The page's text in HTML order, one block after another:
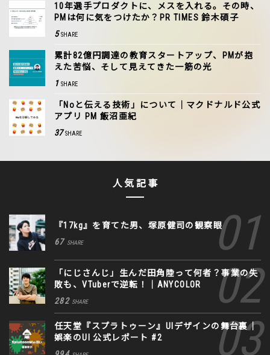
10年選手プロダクトに、メスを入れる。その時、
PMは何に気をつけたか？PR TIMES 鈴木碩子
5 SHARE
累計82億円調達の教育スタートアップ、PMが抱
えた苦悩、そして見えてきた一筋の光
1 SHARE
「Noと伝える技術」について｜マクドナルド公式
アプリ PM 飯沼亜紀
37 SHARE
人気記事
『17kg』を育てた男、塚原健司の観察眼
67 SHARE
「にじさんじ」生んだ田角陸って何者？事業の失
敗も、VTuberで逆転！｜ANYCOLOR
282 SHARE
任天堂『スプラトゥーン』UIデザインの舞台裏｜
娯楽のUI 公式レポート #2